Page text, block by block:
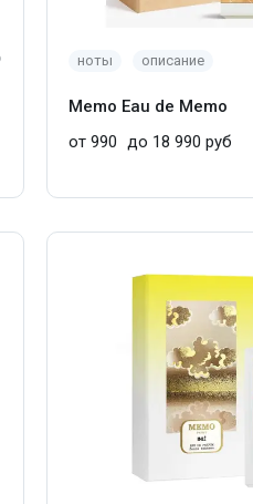
ноты описание
Memo Eau de Memo
от 990
до 18 990 руб